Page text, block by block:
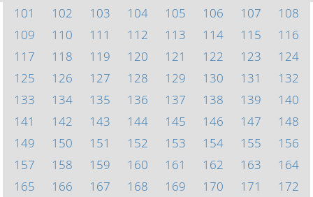
101
102 103 104 105 106 107
108
109
110 111 112 113 114 115
116
117
118 119 120 121 122 123
124
125
126 127 128 129 130 131
132
133
134 135 136 137 138 139
140
141
142 143 144 145 146 147
148
149
150 151 152 153 154 155
156
157
158 159 160 161 162 163
164
165
166 167 168 169 170 171
172